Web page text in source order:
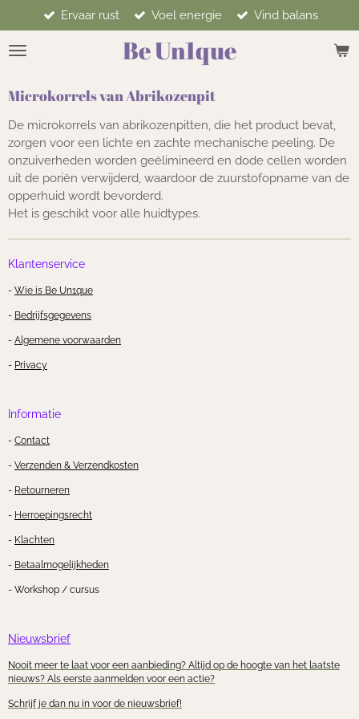
direct
naar
Be Un1que
Ervaar rust Voel energie Vind balans
Microkorrels van Abrikozenpit
De microkorrels van abrikozenpitten, die het product bevat,
zorgen voor een lichte en zachte mechanische peeling. De
onzuiverheden worden geëlimineerd en dode cellen worden
uit de poriën verwijderd, waardoor de zuurstofopname van de
opperhuid wordt bevorderd.
Het is geschikt voor alle huidtypes.
Klantenservice
- Wie is Be Un1que
- Bedrijfsgegevens
- Algemene voorwaarden
- Privacy
Informatie
- Contact
- Verzenden & Verzendkosten
- Retourneren
- Herroepingsrecht
- Klachten
- Betaalmogelijkheden
- Workshop / cursus
Nieuwsbrief
Nooit meer te laat voor een aanbieding? Altijd op de hoogte van het laatste
nieuws? Als eerste aanmelden voor een actie?
Schrijf je dan nu in voor de nieuwsbrief!